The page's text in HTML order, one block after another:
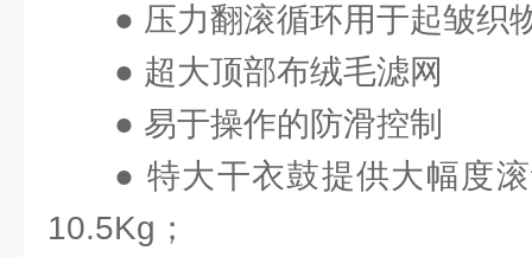
● 压力翻滚循环用于起皱织
● 超大顶部布绒毛滤网
● 易于操作的防滑控制
● 特大干衣鼓提供大幅度
10.5Kg；